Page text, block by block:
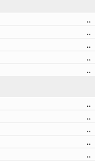
..
..
..
..
..
..
..
..
..
..